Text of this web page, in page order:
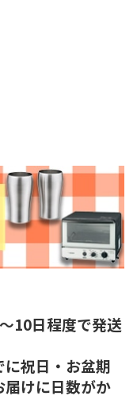
10日程度で発送
祝日・お盆期
けに日数がか